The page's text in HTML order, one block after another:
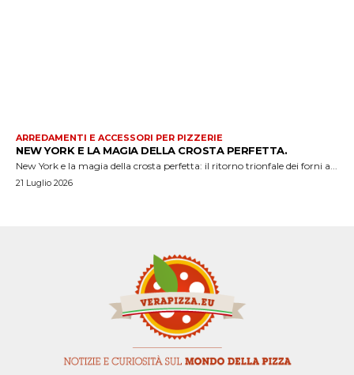
ARREDAMENTI E ACCESSORI PER PIZZERIE
NEW YORK E LA MAGIA DELLA CROSTA PERFETTA.
New York e la magia della crosta perfetta: il ritorno trionfale dei forni a...
21 Luglio 2026